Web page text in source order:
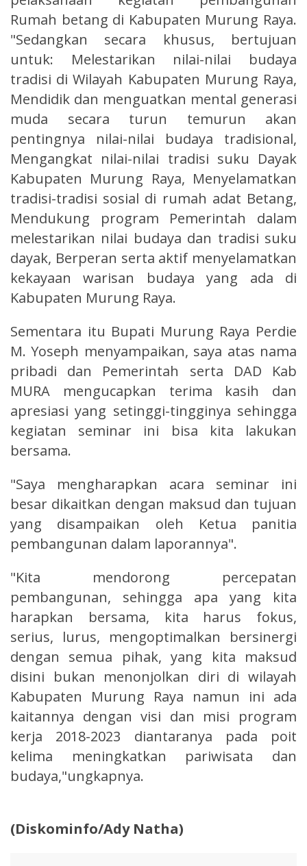
Rumah betang di Kabupaten Murung Raya.
"Sedangkan secara khusus, bertujuan
untuk: Melestarikan nilai-nilai budaya
tradisi di Wilayah Kabupaten Murung Raya,
Mendidik dan menguatkan mental generasi
muda secara turun temurun akan
pentingnya nilai-nilai budaya tradisional,
Mengangkat nilai-nilai tradisi suku Dayak
Kabupaten Murung Raya, Menyelamatkan
tradisi-tradisi sosial di rumah adat Betang,
Mendukung program Pemerintah dalam
melestarikan nilai budaya dan tradisi suku
dayak, Berperan serta aktif menyelamatkan
kekayaan warisan budaya yang ada di
Kabupaten Murung Raya.
Sementara itu Bupati Murung Raya Perdie
M. Yoseph menyampaikan, saya atas nama
pribadi dan Pemerintah serta DAD Kab
MURA mengucapkan terima kasih dan
apresiasi yang setinggi-tingginya sehingga
kegiatan seminar ini bisa kita lakukan
bersama.
"Saya mengharapkan acara seminar ini
besar dikaitkan dengan maksud dan tujuan
yang disampaikan oleh Ketua panitia
pembangunan dalam laporannya".
"Kita mendorong percepatan
pembangunan, sehingga apa yang kita
harapkan bersama, kita harus fokus,
serius, lurus, mengoptimalkan bersinergi
dengan semua pihak, yang kita maksud
disini bukan menonjolkan diri di wilayah
Kabupaten Murung Raya namun ini ada
kaitannya dengan visi dan misi program
kerja 2018-2023 diantaranya pada poit
kelima meningkatkan pariwisata dan
budaya,"ungkapnya.
(Diskominfo/Ady Natha)